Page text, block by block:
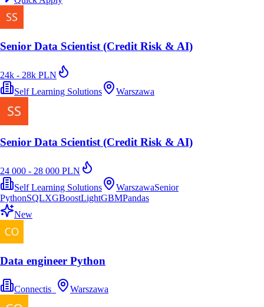
Senior Data Scientist (Credit Risk & AI)
24k - 28k PLN
Self Learning Solutions
Warszawa
Senior Data Scientist (Credit Risk & AI)
24 000 - 28 000 PLN
Self Learning Solutions
WarszawaSenior
PythonSQLXGBoostLightGBMPandas
New
Data engineer Python
Connectis_ Warszawa